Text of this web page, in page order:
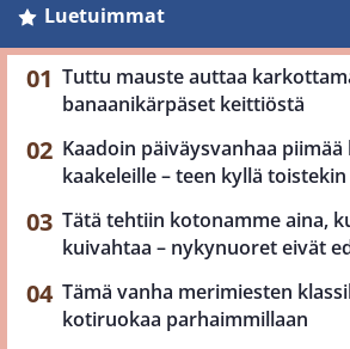
Luetuimmat
Tuttu mauste auttaa
banaanikärpäset keittiöstä
Kaadoin päiväysvanhaa
kaakeleille – teen kyllä toistekin
Tätä tehtiin kotonamme aina,
kuivahtaa – nykynuoret eivät
Tämä vanha merimiesten
kotiruokaa parhaimmillaan